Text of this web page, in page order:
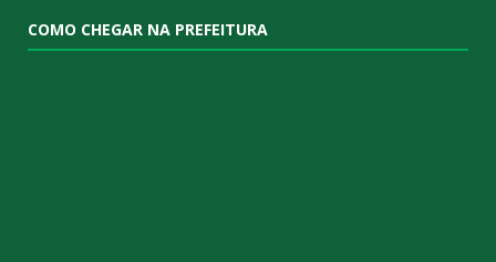
COMO CHEGAR NA PREFEITURA